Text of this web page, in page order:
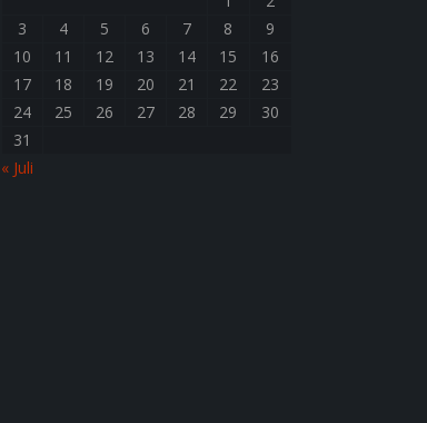
3
4 5 6 7 8
9
10
11 12 13 14 15
16
17
18 19 20 21 22
23
24
25 26 27 28 29
30
31
« Juli